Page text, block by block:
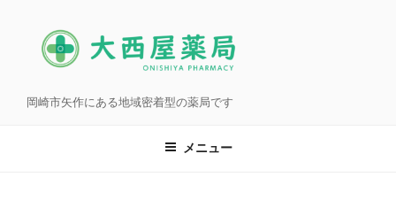
岡崎市矢作にある地域密着型の薬局です
メニュー